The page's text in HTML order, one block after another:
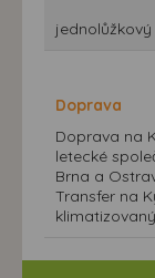
Doprava
Doprava na
letecké
Brna a
Transfer na